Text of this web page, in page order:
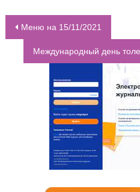
НАВИГАЦИЯ ПО ЗАПИСЯМ
Меню на 15/11/2021